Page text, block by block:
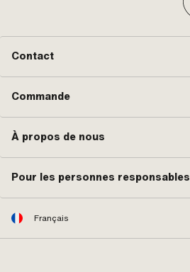
Contact
Commande
À propos de nous
Pour les personnes responsables
Français